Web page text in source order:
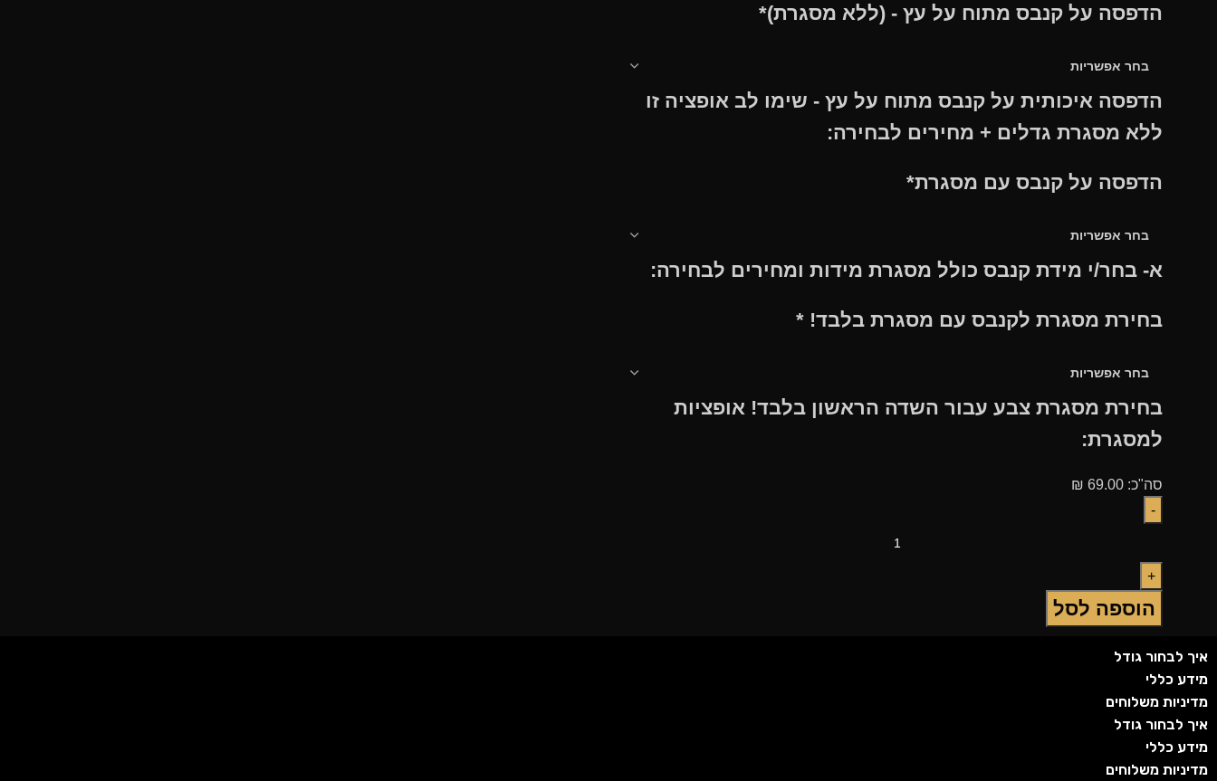
הדפסה על קנבס מתוח על עץ - (ללא מסגרת)*
הדפסה איכותית על קנבס מתוח על עץ - שימו לב אופציה זו
ללא מסגרת גדלים + מחירים לבחירה:
הדפסה על קנבס עם מסגרת*
א- בחר/י מידת קנבס כולל מסגרת מידות ומחירים לבחירה:
בחירת מסגרת לקנבס עם מסגרת בלבד! *
בחירת מסגרת צבע עבור השדה הראשון בלבד! אופציות
למסגרת:
סה"כ: 69.00
₪
הוספה לסל
איך לבחור גודל
מידע כללי
מדיניות משלוחים
איך לבחור גודל
מידע כללי
מדיניות משלוחים